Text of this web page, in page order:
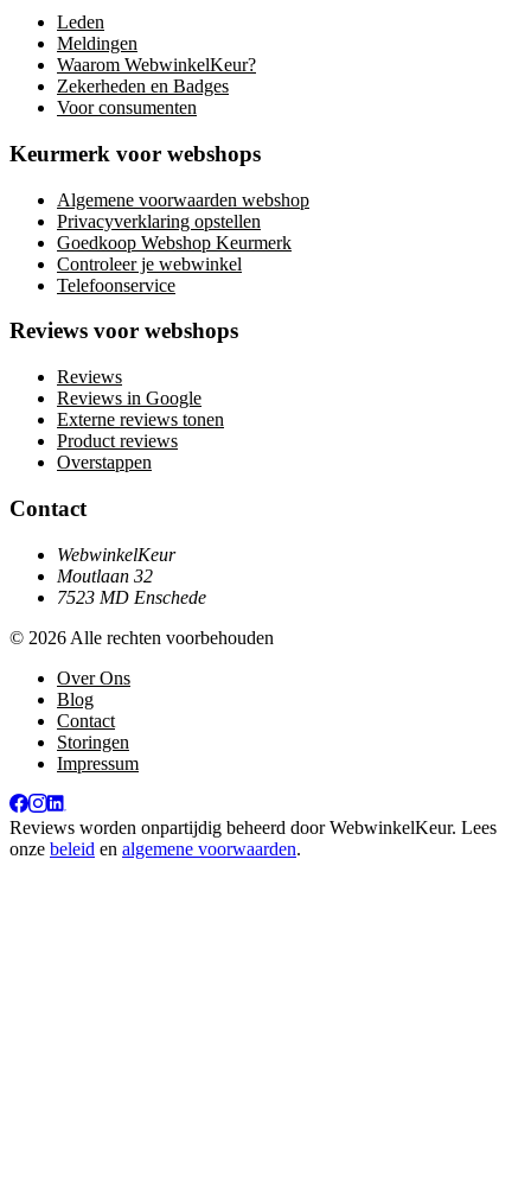
Leden
Meldingen
Waarom WebwinkelKeur?
Zekerheden en Badges
Voor consumenten
Keurmerk voor webshops
Algemene voorwaarden webshop
Privacyverklaring opstellen
Goedkoop Webshop Keurmerk
Controleer je webwinkel
Telefoonservice
Reviews voor webshops
Reviews
Reviews in Google
Externe reviews tonen
Product reviews
Overstappen
Contact
WebwinkelKeur
Moutlaan 32
7523 MD Enschede
© 2026 Alle rechten voorbehouden
Over Ons
Blog
Contact
Storingen
Impressum
Reviews worden onpartijdig beheerd doorWebwinkelKeur. Lees
onze beleid en algemene voorwaarden.